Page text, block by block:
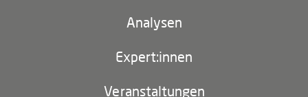
Klima und Umwelt
Digitales China
EU-China
navigation)
Analysen
Expert:innen
Veranstaltungen